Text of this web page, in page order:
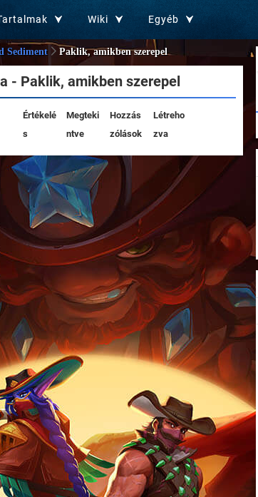
Wiki Egyéb
Sediment Paklik, amikben szerepel
- Paklik, amikben szerepel
Értékelé
s
Megteki
ntve
Hozzás
zólások
Létreho
zva